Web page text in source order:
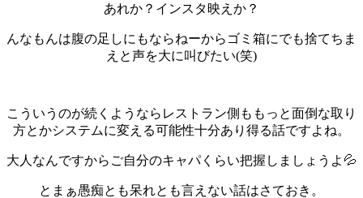
あれか？インスタ映えか？
んなもんは腹の足しにもならねーからゴミ箱にでも捨てちま
えと声を大に叫びたい(笑)
こういうのが続くようならレストラン側ももっと面倒な取り
方とかシステムに変える可能性十分あり得る話ですよね。
大人なんですからご自分のキャパくらい把握しましょうよ💦
とまぁ愚痴とも呆れとも言えない話はさておき。